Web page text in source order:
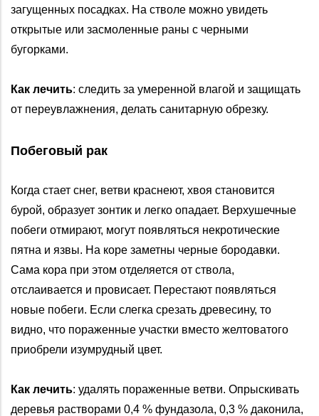
загущенных посадках. На стволе можно увидеть
открытые или засмоленные раны с черными
бугорками.
Как лечить: следить за умеренной влагой и защищать
от переувлажнения, делать санитарную обрезку.
Побеговый рак
Когда стает снег, ветви краснеют, хвоя становится
бурой, образует зонтик и легко опадает. Верхушечные
побеги отмирают, могут появляться некротические
пятна и язвы. На коре заметны черные бородавки.
Сама кора при этом отделяется от ствола,
отслаивается и провисает. Перестают появляться
новые побеги. Если слегка срезать древесину, то
видно, что пораженные участки вместо желтоватого
приобрели изумрудный цвет.
Как лечить: удалять пораженные ветви. Опрыскивать
деревья растворами 0,4 % фундазола, 0,3 % даконила,